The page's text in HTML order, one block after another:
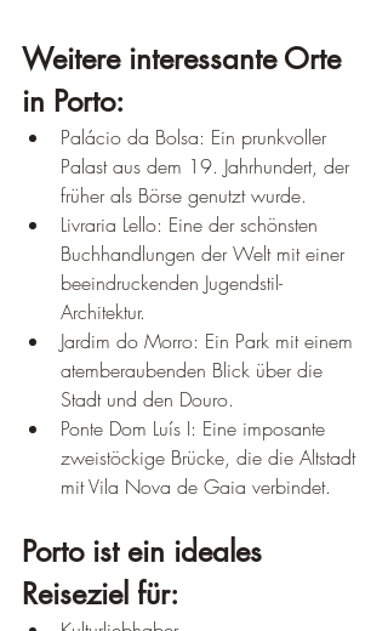
Weitere interessante Orte
in Porto:
Palácio da Bolsa: Ein prunkvoller
Palast aus dem 19. Jahrhundert, der
früher als Börse genutzt wurde.
Livraria Lello: Eine der schönsten
Buchhandlungen der Welt mit einer
beeindruckenden Jugendstil-
Architektur.
Jardim do Morro: Ein Park mit einem
atemberaubenden Blick über die
Stadt und den Douro.
Ponte Dom Luís I: Eine imposante
zweistöckige Brücke, die die Altstadt
mit Vila Nova de Gaia verbindet.
Porto ist ein ideales
Reiseziel für: